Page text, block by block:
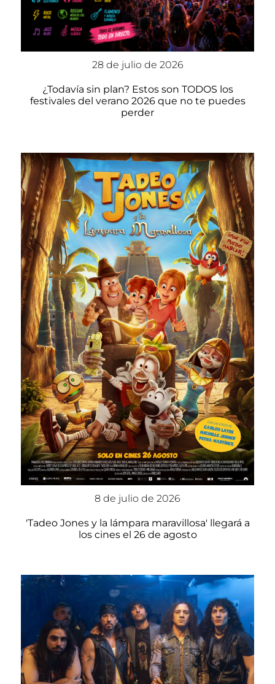
28 de julio de 2026
¿Todavía sin plan? Estos son TODOS los
festivales del verano 2026 que no te puedes
perder
8 de julio de 2026
'Tadeo Jones y la lámpara maravillosa' llegará a
los cines el 26 de agosto